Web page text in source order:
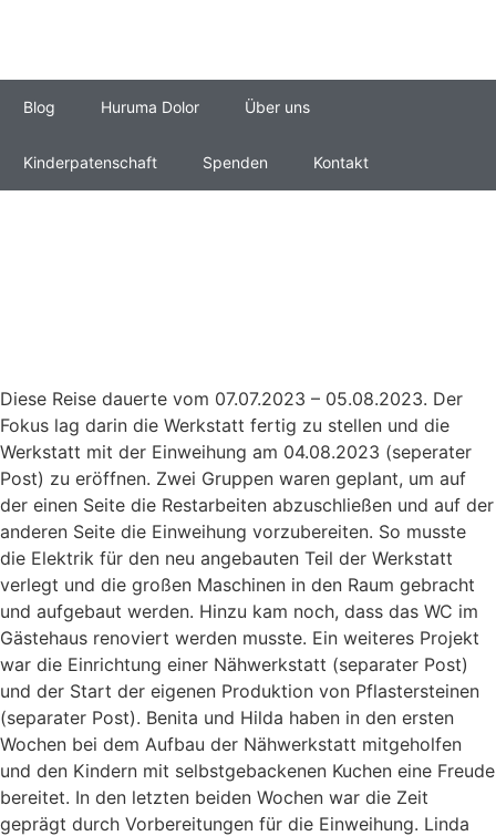
Blog Huruma Dolor Über uns
Kinderpatenschaft Spenden Kontakt
Diese Reise dauerte vom 07.07.2023 – 05.08.2023. Der
Fokus lag darin die Werkstatt fertig zu stellen und die
Werkstatt mit der Einweihung am 04.08.2023 (seperater
Post) zu eröffnen. Zwei Gruppen waren geplant, um auf
der einen Seite die Restarbeiten abzuschließen und auf der
anderen Seite die Einweihung vorzubereiten. So musste
die Elektrik für den neu angebauten Teil der Werkstatt
verlegt und die großen Maschinen in den Raum gebracht
und aufgebaut werden. Hinzu kam noch, dass das WC im
Gästehaus renoviert werden musste. Ein weiteres Projekt
war die Einrichtung einer Nähwerkstatt (separater Post)
und der Start der eigenen Produktion von Pflastersteinen
(separater Post). Benita und Hilda haben in den ersten
Wochen bei dem Aufbau der Nähwerkstatt mitgeholfen
und den Kindern mit selbstgebackenen Kuchen eine Freude
bereitet. In den letzten beiden Wochen war die Zeit
geprägt durch Vorbereitungen für die Einweihung. Linda